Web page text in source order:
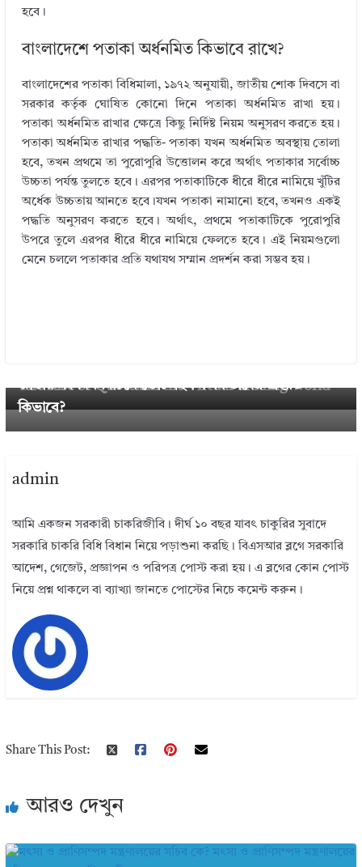
হবে।
বাংলাদেশে পতাকা অর্ধনমিত কিভাবে রাখে?
বাংলাদেশের পতাকা বিধিমালা, ১৯৭২ অনুযায়ী, জাতীয় শোক দিবসে বা
সরকার কর্তৃক ঘোষিত কোনো দিনে পতাকা অর্ধনমিত রাখা হয়।
পতাকা অর্ধনমিত রাখার ক্ষেত্রে কিছু নির্দিষ্ট নিয়ম অনুসরণ করতে হয়।
পতাকা অর্ধনমিত রাখার পদ্ধতি- পতাকা যখন অর্ধনমিত অবস্থায় তোলা
হবে, তখন প্রথমে তা পুরোপুরি উত্তোলন করে অর্থাৎ পতাকার সর্বোচ্চ
উচ্চতা পর্যন্ত তুলতে হবে। এরপর পতাকাটিকে ধীরে ধীরে নামিয়ে খুঁটির
অর্ধেক উচ্চতায় আনতে হবে।যখন পতাকা নামানো হবে, তখনও একই
পদ্ধতি অনুসরণ করতে হবে। অর্থাৎ, প্রথমে পতাকাটিকে পুরোপুরি
উপরে তুলে এরপর ধীরে ধীরে নামিয়ে ফেলতে হবে। এই নিয়মগুলো
মেনে চললে পতাকার প্রতি যথাযথ সম্মান প্রদর্শন করা সম্ভব হয়।
The Rise of Quotex in the Virtual Trading World
জাতীয় সংসদ নির্বাচনে ভোটগ্রহণ কর্মকর্তাদের প্রস্তুতি
কিভাবে?
admin
আমি একজন সরকারী চাকরিজীবি। দীর্ঘ ১০ বছর যাবৎ চাকুরির সুবাদে
সরকারি চাকরি বিধি বিধান নিয়ে পড়াশুনা করছি। বিএসআর ব্লগে সরকারি
আদেশ, গেজেট, প্রজ্ঞাপন ও পরিপত্র পোস্ট করা হয়। এ ব্লগের কোন পোস্ট
নিয়ে প্রশ্ন থাকলে বা ব্যাখ্যা জানতে পোস্টের নিচে কমেন্ট করুন।
Share This Post:
আরও দেখুন